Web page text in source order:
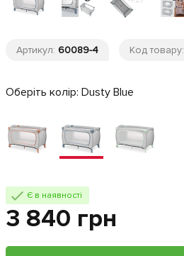
Артикул: 60089-4 Код товару:
Оберіть колір: Dusty Blue
Є в наявності
3 840 грн